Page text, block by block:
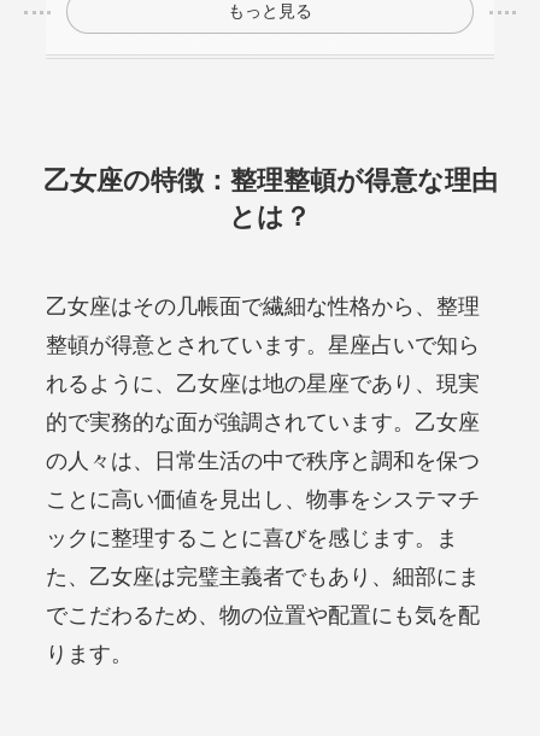
もっと見る
乙女座の特徴：整理整頓が得意な理由
とは？
乙女座はその几帳面で繊細な性格から、整理
整頓が得意とされています。星座占いで知ら
れるように、乙女座は地の星座であり、現実
的で実務的な面が強調されています。乙女座
の人々は、日常生活の中で秩序と調和を保つ
ことに高い価値を見出し、物事をシステマチ
ックに整理することに喜びを感じます。ま
た、乙女座は完璧主義者でもあり、細部にま
でこだわるため、物の位置や配置にも気を配
ります。